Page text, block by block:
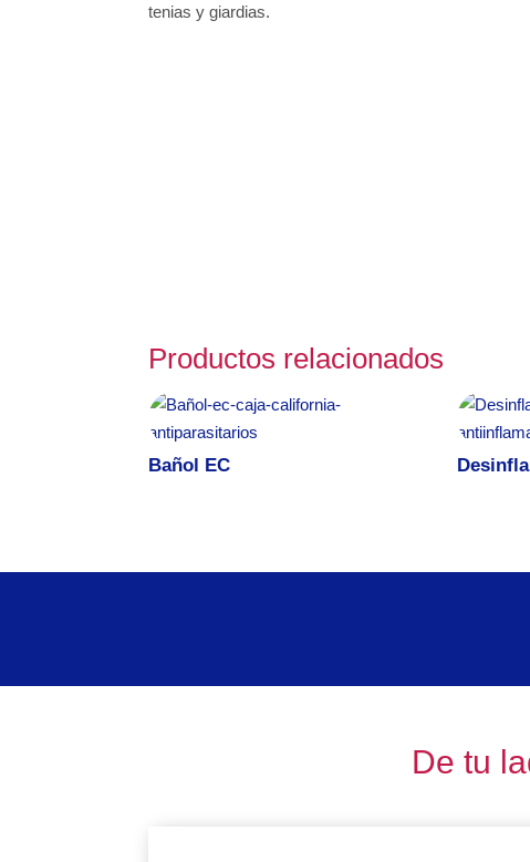
tenias y giardias.
Productos relacionados
Bañol EC
De tu